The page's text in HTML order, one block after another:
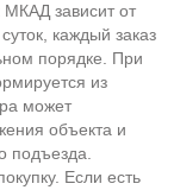
МКАД зависит от
каждый заказ
порядке. При
из
может
объекта и
подъезда.
Если есть